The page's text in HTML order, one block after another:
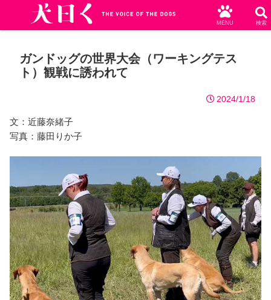
ガンドッグの世界大会（ワーキングテス
ト）観戦に誘われて
2024/1/18
文：近藤奈緒子
写真：藤田りか子
MENU 検索